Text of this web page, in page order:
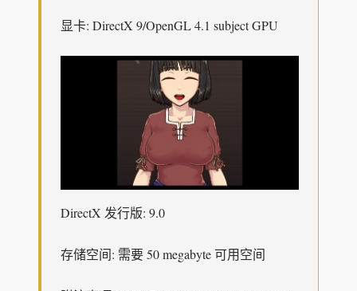
显卡: DirectX 9/OpenGL 4.1 subject GPU
DirectX 发行版: 9.0
存储空间: 需要 50 megabyte 可用空间